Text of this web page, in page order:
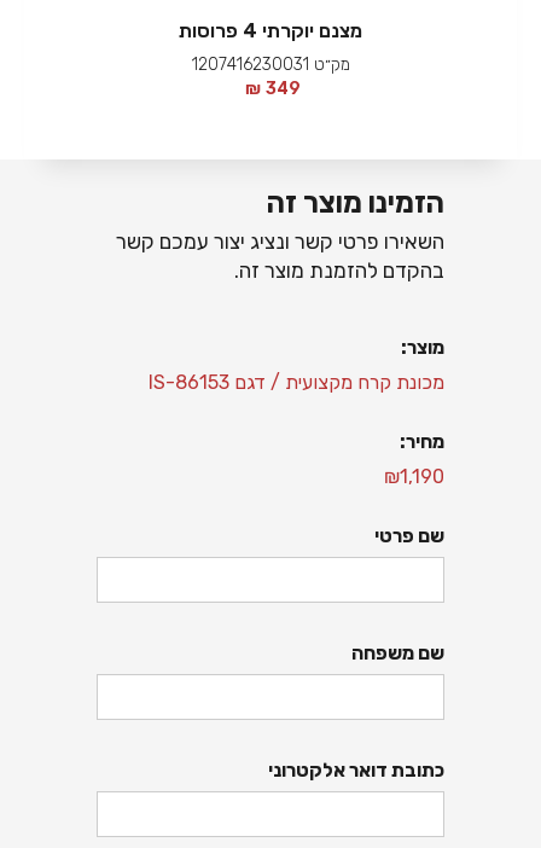
מצנם יוקרתי 4 פרוסות
מק״ט 1207416230031
349
₪
הזמינו מוצר זה
השאירו פרטי קשר ונציג יצור עמכם קשר
בהקדם להזמנת מוצר זה.
מוצר:
מכונת קרח מקצועית / דגם 86153-IS
מחיר:
₪1,190
שם פרטי
שם משפחה
כתובת דואר אלקטרוני